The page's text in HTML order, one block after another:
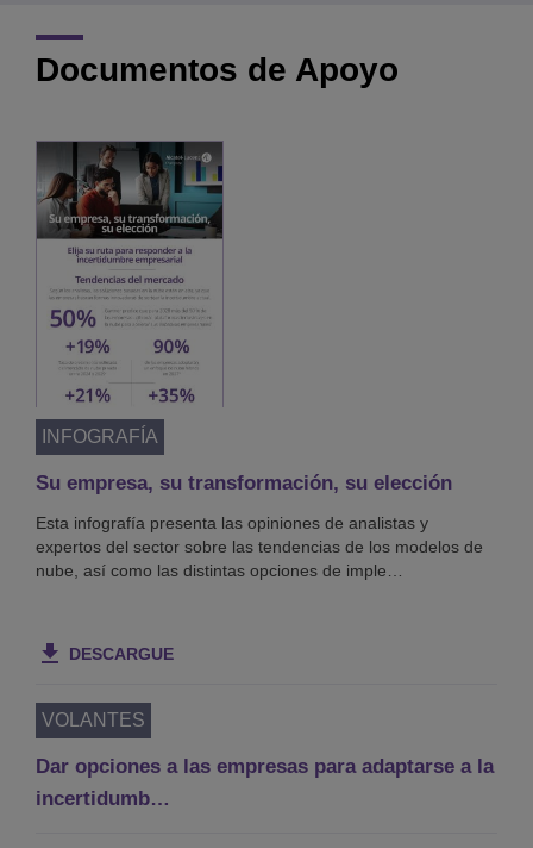
Documentos de Apoyo
INFOGRAFÍA
Su empresa, su transformación, su elección
Esta infografía presenta las opiniones de analistas y
expertos del sector sobre las tendencias de los modelos de
nube, así como las distintas opciones de imple…
DESCARGUE
VOLANTES
Dar opciones a las empresas para adaptarse a la
incertidumb…